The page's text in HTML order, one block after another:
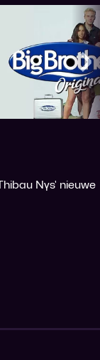
Big
Nys' nieuwe